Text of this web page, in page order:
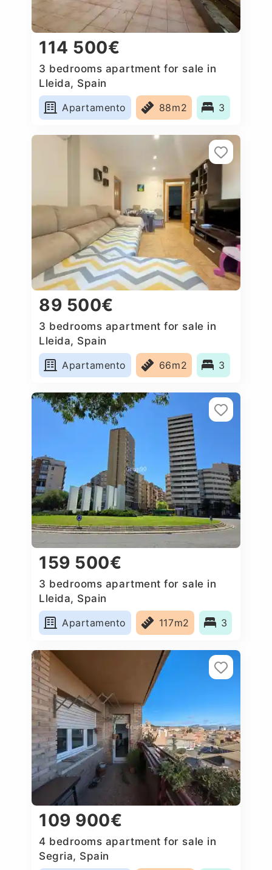
114 500€
3 bedrooms apartment for sale in
Lleida, Spain
Apartamento
88m2 3
89 500€
3 bedrooms apartment for sale in
Lleida, Spain
Apartamento
66m2 3
159 500€
3 bedrooms apartment for sale in
Lleida, Spain
Apartamento
117m2 3
109 900€
4 bedrooms apartment for sale in
Segria, Spain